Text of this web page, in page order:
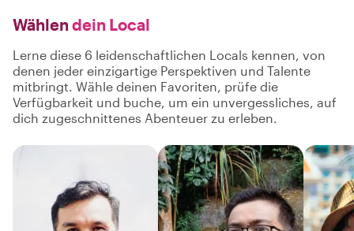
Wählen dein Local
Lerne diese 6 leidenschaftlichen Locals kennen, von
denen jeder einzigartige Perspektiven und Talente
mitbringt. Wähle deinen Favoriten, prüfe die
Verfügbarkeit und buche, um ein unvergessliches, auf
dich zugeschnittenes Abenteuer zu erleben.